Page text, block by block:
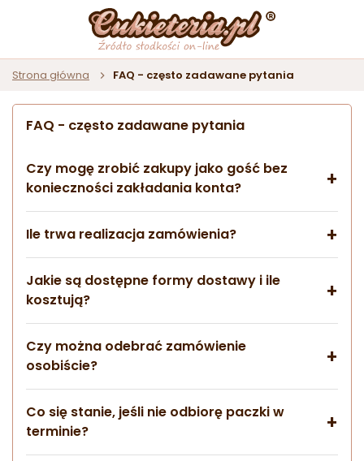
Strona główna FAQ - często zadawane pytania
FAQ - często zadawane pytania
Czy mogę zrobić zakupy jako gość bez
konieczności zakładania konta?
Ile trwa realizacja zamówienia?
Jakie są dostępne formy dostawy i ile
kosztują?
Czy można odebrać zamówienie
osobiście?
Co się stanie, jeśli nie odbiorę paczki w
terminie?